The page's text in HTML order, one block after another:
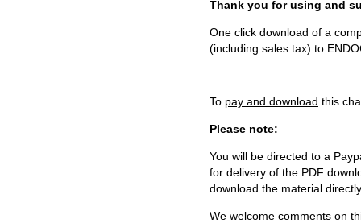
Thank you for using and
One click download of a
(including sales tax) to
To pay and download this
Please note:
You will be directed to a
for delivery of the PDF
download the material
We welcome comments on